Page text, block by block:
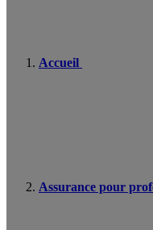
Accueil
Assurance pour